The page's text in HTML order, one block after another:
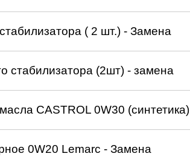
( 2 шт.) - Замена
стабилизатора (2шт) - замена
CASTROL 0W30 (синтетика)
0W20 Lemarc - Замена